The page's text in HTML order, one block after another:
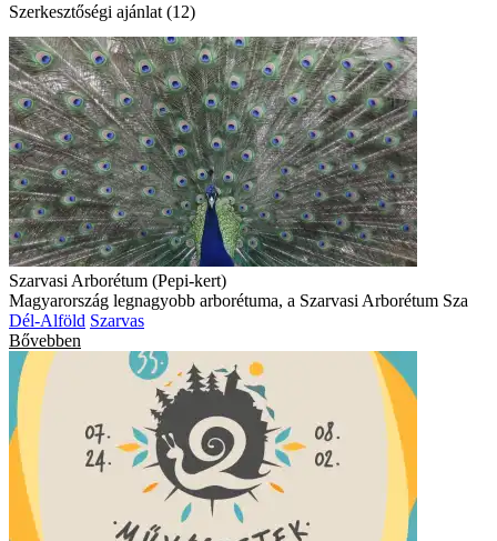
Szerkesztőségi ajánlat (12)
Szarvasi Arborétum (Pepi-kert)
Magyarország legnagyobb arborétuma, a Szarvasi Arborétum Sza
Dél-Alföld Szarvas
Bővebben